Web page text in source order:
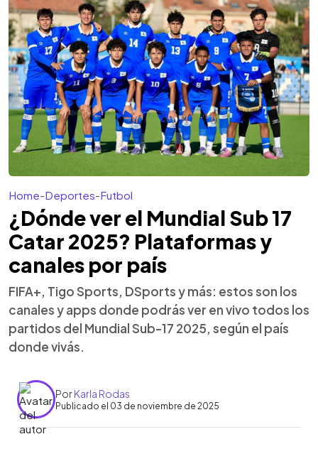
Home-Deportes-Futbol
¿Dónde ver el Mundial Sub 17
Catar 2025? Plataformas y
canales por país
FIFA+, Tigo Sports, DSports y más: estos son los
canales y apps donde podrás ver en vivo todos los
partidos del Mundial Sub-17 2025, según el país
donde vivás.
PorKarla Rodas
Publicado el 03 de noviembre de 2025